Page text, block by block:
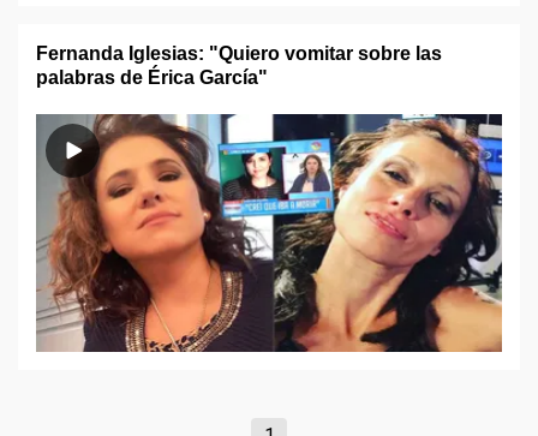
Fernanda Iglesias: "Quiero vomitar sobre las
palabras de Érica García"